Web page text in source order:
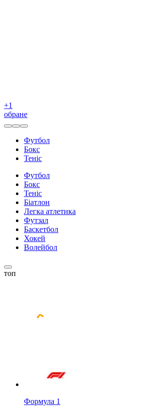
+1
обране
Футбол
Бокс
Теніс
Футбол
Бокс
Теніс
Біатлон
Легка атлетика
Футзал
Баскетбол
Хокей
Волейбол
топ
Формула 1